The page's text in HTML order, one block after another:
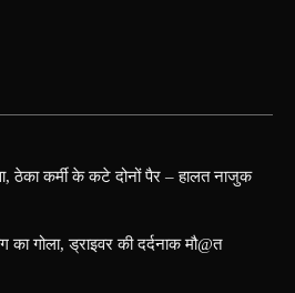
ठेका कर्मी के कटे दोनों पैर – हालत नाजुक
गोला, ड्राइवर की दर्दनाक मौ@त